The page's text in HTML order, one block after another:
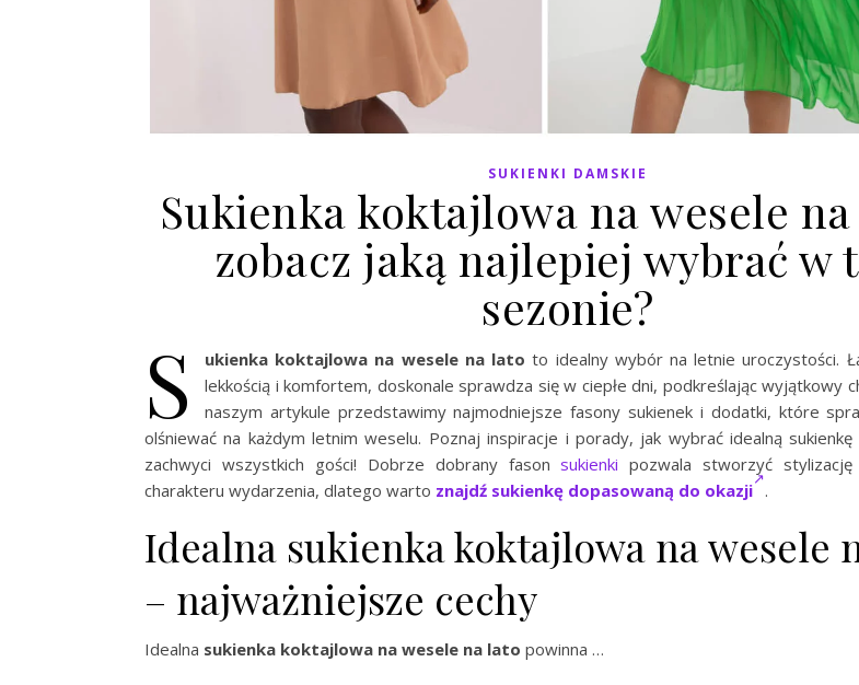
SUKIENKI DAMSKIE
Sukienka koktajlowa na wesele
zobacz jaką najlepiej wybrać w
sezonie?
S ukienka koktajlowa na wesele na lato to idealny wybór na letnie uroczystości.
lekkością i komfortem, doskonale sprawdza się w ciepłe dni, podkreślając wyjątkowy
naszym artykule przedstawimy najmodniejsze fasony sukienek i dodatki, które
olśniewać na każdym letnim weselu. Poznaj inspiracje i porady, jak wybrać idealną
zachwyci wszystkich gości! Dobrze dobrany fasonsukienki pozwala stworzyć
charakteru wydarzenia, dlatego warto znajdź sukienkę dopasowaną do okazji .
Idealna sukienka koktajlowa na wesele
– najważniejsze cechy
Idealna sukienka koktajlowa na wesele na lato powinna …